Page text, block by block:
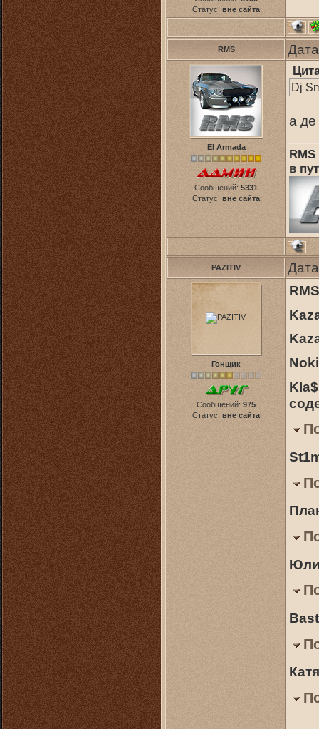
Статус: вне сайта
RMS
El Armada
Сообщений: 5331
Статус: вне сайта
Dj
а де
в
PAZITIV
Гонщик
Сообщений: 975
Статус: вне сайта
RMS